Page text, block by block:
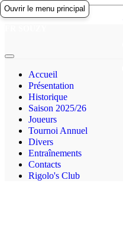
Saison 2025/26
Joueurs
Tournoi Annuel
Divers
Entrainements
Contacts
Rigolo's Club
Ouvrir le menu principal
Accueil
Présentation
Historique
Saison 2025/26
Joueurs
Tournoi Annuel
Divers
Entraînements
Contacts
Rigolo's Club